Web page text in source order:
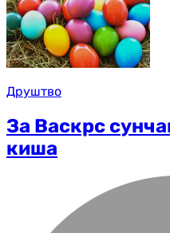
Друштво
За Васкрс
киша